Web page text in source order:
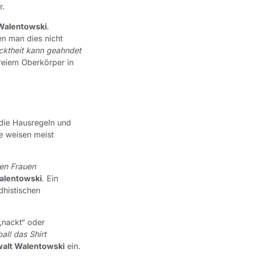
.
man dies nicht
kann geahndet
Oberkörper in
Hausregeln und
weisen meist
Frauen
. Ein
oder
das Shirt
Walentowski ein.